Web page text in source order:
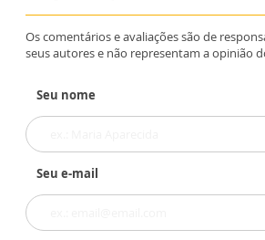
Os comentários e avaliações são de
seus autores e não representam a opinião
Seu nome
Seu e-mail